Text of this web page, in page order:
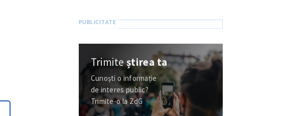
Trimiteștirea ta
Cunoști o informație
de interes public?
Trimite-o la ZdG